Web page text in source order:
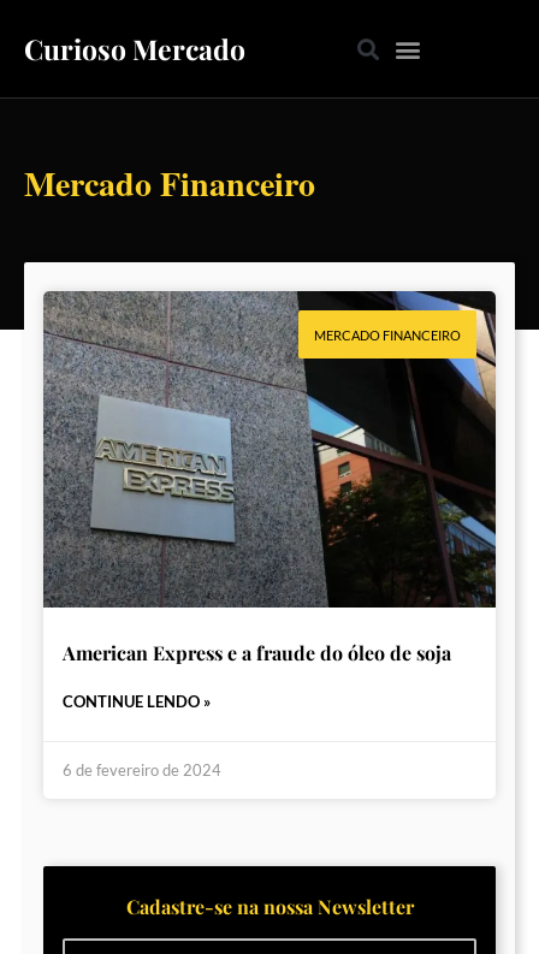
Curioso Mercado
Mercado Financeiro
MERCADO FINANCEIRO
American Express e a fraude do óleo de soja
CONTINUE LENDO »
6 de fevereiro de 2024
Cadastre-se na nossa Newsletter